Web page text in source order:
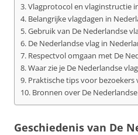
Vlagprotocol en vlaginstructie
Belangrijke vlagdagen in
Gebruik van De Nederlandse
De Nederlandse vlag in
Respectvol omgaan met De
Waar zie je De Nederlandse
Praktische tips voor bezoekers
Bronnen over De
Geschiedenis van De